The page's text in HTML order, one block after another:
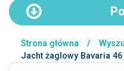
Strona główna /
Jacht żaglowy Bavaria